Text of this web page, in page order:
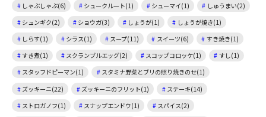
しゃぶしゃぶ(6)
シュークルート(1) シューマイ(1)
しゅうまい(2)
シュンギク(2)
ショウガ(3) しょうが(1)
しょうが焼き(1)
しらす(1)
シラス(1) スープ(11) スイーツ(6)
すき焼き(1)
すき煮(1)
スクランブルエッグ(2) スコップコロッケ(1)
すし(1)
スタッフドピーマン(1)
スタミナ野菜とブリの照り焼きのせ(1)
ズッキーニ(22)
ズッキーニのフリット(1)
ステーキ(14)
ストロガノフ(1)
スナップエンドウ(1)
スパイス(2)